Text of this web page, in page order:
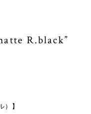
R.black”
）】